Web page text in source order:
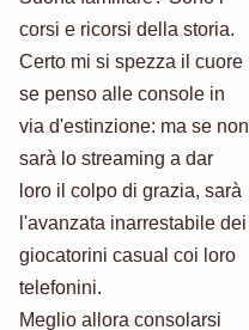
corsi e ricorsi della storia.
Certo mi si spezza il cuore
se penso alle console in
via d'estinzione: ma se non
sarà lo streaming a dar
loro il colpo di grazia, sarà
l'avanzata inarrestabile dei
giocatorini casual coi loro
telefonini.
Meglio allora consolarsi